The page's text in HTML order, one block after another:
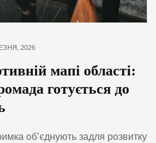
2026
мапі області:
готується до
об’єднують задля розвитку